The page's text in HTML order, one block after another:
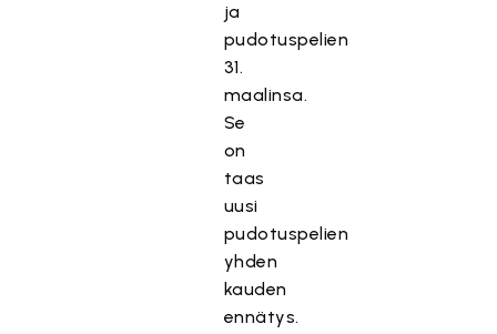
ja
pudotuspelien
31.
maalinsa.
Se
on
taas
uusi
pudotuspelien
yhden
kauden
ennätys.